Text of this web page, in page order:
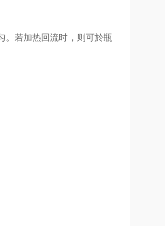
。若加热回流时，则可於瓶